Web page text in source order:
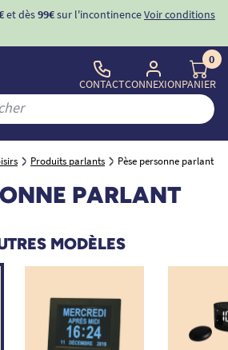
et dès99€sur l'incontinenceVoir conditions
CONTACTCONNEXION
0
PANIER
Produits parlants Pèse personne parlant
PARLANT
MODÈLES